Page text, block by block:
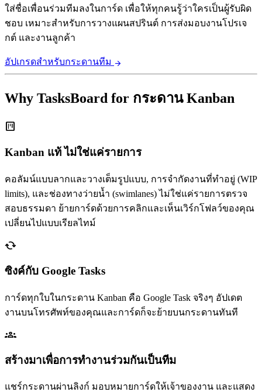
ใส่ชื่อเพื่อนร่วมทีมลงในการ์ด เพื่อให้ทุกคนรู้ว่าใครเป็นผู้รับผิด
ชอบ เหมาะสำหรับการวางแผนสปรินต์ การส่งมอบงานโปรเจ
กต์ และงานลูกค้า
อัปเกรดสำหรับกระดานทีม arrow_forward
Why TasksBoard for กระดาน Kanban
view_kanban
Kanban แท้ ไม่ใช่แค่รายการ
คอลัมน์แบบลากและวางเต็มรูปแบบ, การจำกัดงานที่ทำอยู่ (WIP
limits), และช่องทางว่ายน้ำ (swimlanes) ไม่ใช่แค่รายการตรวจ
สอบธรรมดา ย้ายการ์ดด้วยการคลิกและเห็นเวิร์กโฟลว์ของคุณ
เปลี่ยนไปแบบเรียลไทม์
cached
ซิงค์กับ Google Tasks
การ์ดทุกใบในกระดาน Kanban คือ Google Task จริงๆ อัปเดต
งานบนโทรศัพท์ของคุณและการ์ดก็จะย้ายบนกระดานทันที
groups
สร้างมาเพื่อการทำงานร่วมกันเป็นทีม
แชร์กระดานผ่านลิงก์ มอบหมายการ์ดให้เจ้าของงาน และแสดง